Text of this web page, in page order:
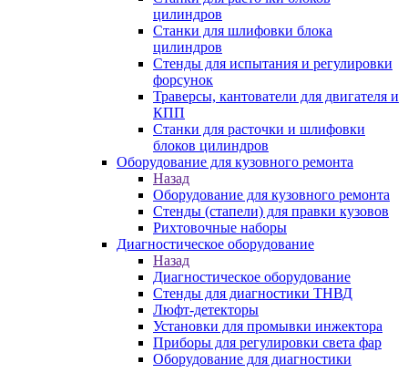
цилиндров
Станки для шлифовки блока
цилиндров
Стенды для испытания и регулировки
форсунок
Траверсы, кантователи для двигателя и
КПП
Станки для расточки и шлифовки
блоков цилиндров
Оборудование для кузовного ремонта
Назад
Оборудование для кузовного ремонта
Стенды (стапели) для правки кузовов
Рихтовочные наборы
Диагностическое оборудование
Назад
Диагностическое оборудование
Стенды для диагностики ТНВД
Люфт-детекторы
Установки для промывки инжектора
Приборы для регулировки света фар
Оборудование для диагностики